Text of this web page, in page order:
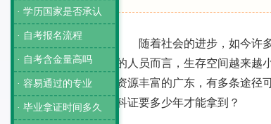
随着社会的进步，如今许
的人员而言，生存空间越来越
资源丰富的广东，有多条途径
科证要多少年才能拿到？
· 学历国家是否承认
· 自考报名流程
· 自考含金量高吗
· 容易通过的专业
· 毕业拿证时间多久